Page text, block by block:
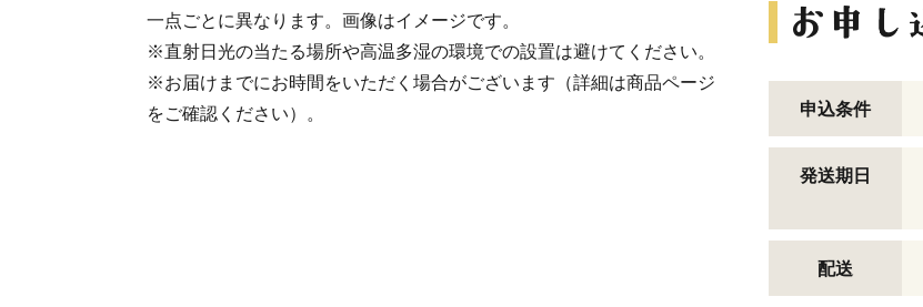
一点ごとに異なります。画像はイメージです。
※直射日光の当たる場所や高温多湿の環境での設置は避けてください。
※お届けまでにお時間をいただく場合がございます（詳細は商品ページ
をご確認ください）。
申込条件
発送期日
配送